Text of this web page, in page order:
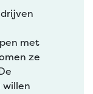
met
ze
willen